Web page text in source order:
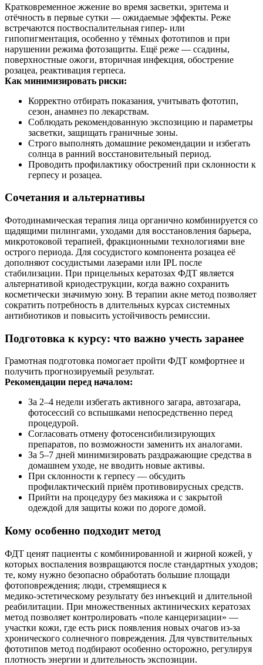
Кратковременное жжение во время засветки, эритема и
отёчность в первые сутки — ожидаемые эффекты. Реже
встречаются поствоспалительная гипер- или
гипопигментация, особенно у тёмных фототипов и при
нарушении режима фотозащиты. Ещё реже — ссадины,
поверхностные ожоги, вторичная инфекция, обострение
розацеа, реактивация герпеса.
Как минимизировать риски:
Корректно отбирать показания, учитывать фототип,
сезон, анамнез по лекарствам.
Соблюдать рекомендованную экспозицию и параметры
засветки, защищать граничные зоны.
Строго выполнять домашние рекомендации и избегать
солнца в ранний восстановительный период.
Проводить профилактику обострений при склонности к
герпесу и розацеа.
Сочетания и альтернативы
Фотодинамическая терапия лица органично комбинируется со
щадящими пилингами, уходами для восстановления барьера,
микротоковой терапией, фракционными технологиями вне
острого периода. Для сосудистого компонента розацеа её
дополняют сосудистыми лазерами или IPL после
стабилизации. При прицельных кератозах ФДТ является
альтернативой криодеструкции, когда важно сохранить
косметически значимую зону. В терапии акне метод позволяет
сократить потребность в длительных курсах системных
антибиотиков и повысить устойчивость ремиссии.
Подготовка к курсу: что важно учесть заранее
Грамотная подготовка помогает пройти ФДТ комфортнее и
получить прогнозируемый результат.
Рекомендации перед началом:
За 2–4 недели избегать активного загара, автозагара,
фотосессий со вспышками непосредственно перед
процедурой.
Согласовать отмену фотосенсибилизирующих
препаратов, по возможности заменить их аналогами.
За 5–7 дней минимизировать раздражающие средства в
домашнем уходе, не вводить новые активы.
При склонности к герпесу — обсудить
профилактический приём противовирусных средств.
Прийти на процедуру без макияжа и с закрытой
одеждой для защиты кожи по дороге домой.
Кому особенно подходит метод
ФДТ ценят пациенты с комбинированной и жирной кожей, у
которых воспаления возвращаются после стандартных уходов;
те, кому нужно безопасно обработать большие площади
фотоповреждения; люди, стремящиеся к
медико‑эстетическому результату без инъекций и длительной
реабилитации. При множественных актинических кератозах
метод позволяет контролировать «поле канцеризации» —
участки кожи, где есть риск появления новых очагов из‑за
хронического солнечного повреждения. Для чувствительных
фототипов метод подбирают особенно осторожно, регулируя
плотность энергии и длительность экспозиции.